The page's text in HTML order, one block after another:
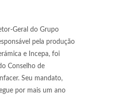
Geral do Grupo
pela produção
e Incepa, foi
Conselho de
Seu mandato,
por mais um ano